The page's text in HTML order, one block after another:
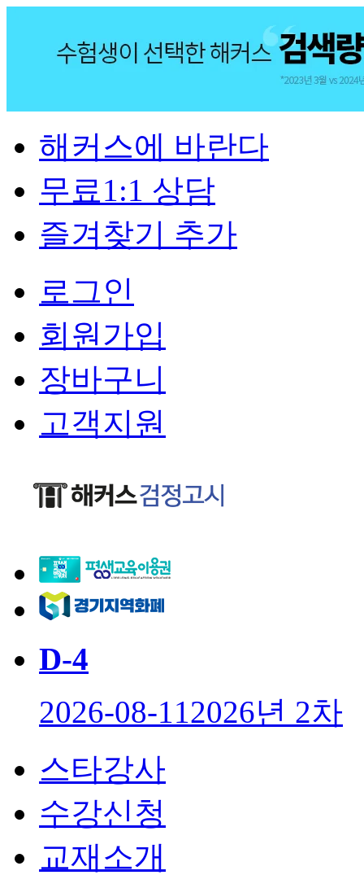
해커스에 바란다
무료1:1 상담
즐겨찾기 추가
로그인
회원가입
장바구니
고객지원
D-4
2026-08-112026년 2차
스타강사
수강신청
교재소개